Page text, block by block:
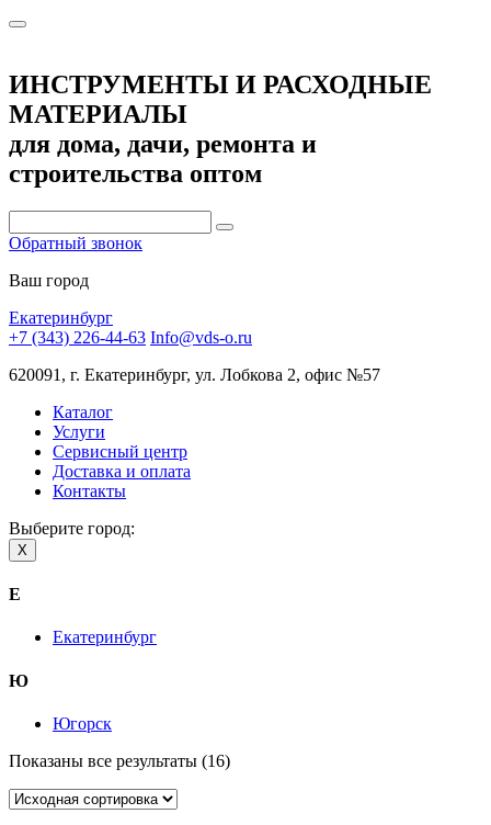
ИНСТРУМЕНТЫ И РАСХОДНЫЕ
МАТЕРИАЛЫ
для дома, дачи, ремонта и
строительства оптом
Обратный звонок
Ваш город
Екатеринбург
+7 (343) 226-44-63 Info@vds-o.ru
620091, г. Екатеринбург, ул. Лобкова 2, офис №57
Каталог
Услуги
Сервисный центр
Доставка и оплата
Контакты
Выберите город:
X
Е
Екатеринбург
Ю
Югорск
Показаны все результаты (16)